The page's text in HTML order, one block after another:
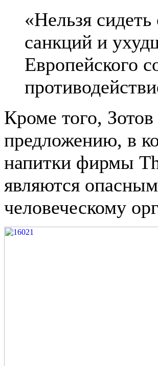
«Нельзя
санкций и
Европейского
Кроме того,
предложению, в
напитки фирмы
являются
человеческому